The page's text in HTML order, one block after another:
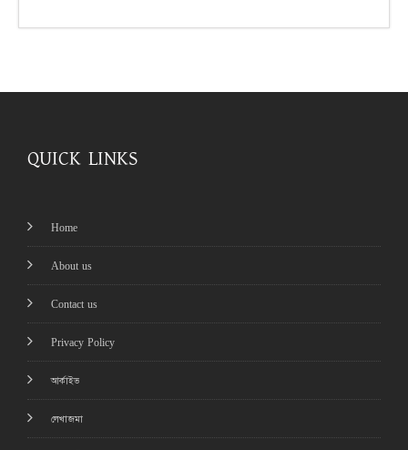
QUICK LINKS
Home
About us
Contact us
Privacy Policy
আর্কাইভ
লেখাজমা